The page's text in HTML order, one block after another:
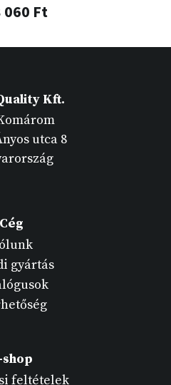
060 Ft
Kft.
utca 8
Cég
gyártás
shop
feltételek